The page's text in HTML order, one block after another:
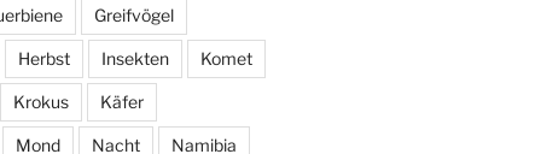
Greifvögel
Herbst Insekten Komet
Krokus Käfer
Mond Nacht Namibia